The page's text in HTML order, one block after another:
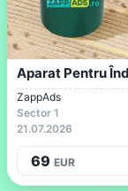
ZappAds
Sector 1
21.07.2026
69 EUR